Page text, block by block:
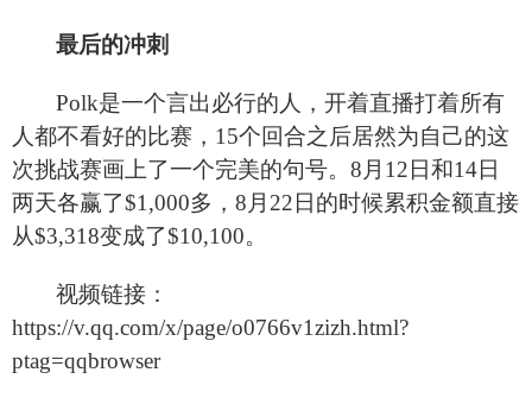
最后的冲刺
Polk是一个言出必行的人，开着直播打着所有
人都不看好的比赛，15个回合之后居然为自己的这
次挑战赛画上了一个完美的句号。8月12日和14日
两天各赢了$1,000多，8月22日的时候累积金额直接
从$3,318变成了$10,100。
视频链接：
https://v.qq.com/x/page/o0766v1zizh.html?
ptag=qqbrowser